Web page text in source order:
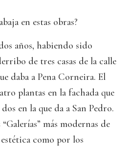
en estas obras?
años, habiendo sido
de tres casas de la calle
daba a Pena Corneira. El
plantas en la fachada que
en la que da a San Pedro.
más modernas de
como por los